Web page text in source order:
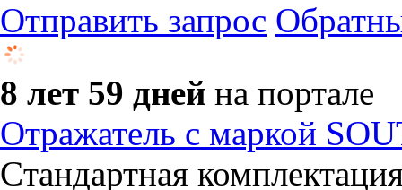
Отправить запрос
8 лет 59 дней на портале
Отражатель с маркой
Cтандартная